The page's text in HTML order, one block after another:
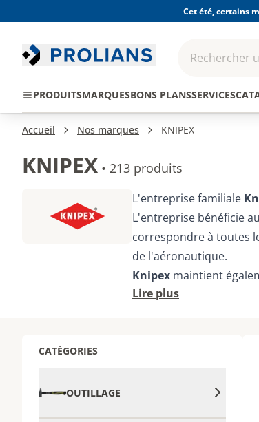
Cet été, certains
Rechercher
PRODUITSMARQUESBONS PLANSSERVICES
individuelle
Outillage
Accueil Nos marques KNIPEX
KNIPEX • 213 produits
L'entreprise familiale
L'entreprise bénéficie
correspondre à toutes
de l'aéronautique.
Knipex maintient
Lire plus
CATÉGORIES
OUTILLAGE